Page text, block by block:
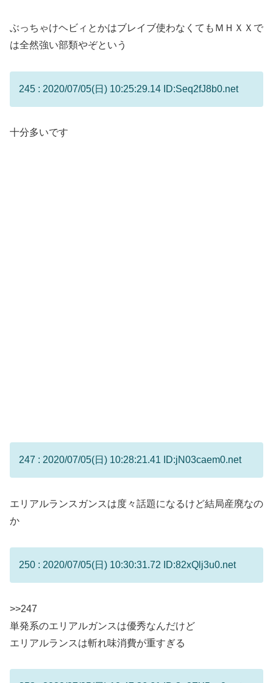
ぶっちゃけヘビィとかはブレイブ使わなくてもＭＨＸＸで
は全然強い部類やぞという
245 : 2020/07/05(日) 10:25:29.14 ID:Seq2fJ8b0.net
十分多いです
247 : 2020/07/05(日) 10:28:21.41 ID:jN03caem0.net
エリアルランスガンスは度々話題になるけど結局産廃なの
か
250 : 2020/07/05(日) 10:30:31.72 ID:82xQlj3u0.net
>>247
単発系のエリアルガンスは優秀なんだけど
エリアルランスは斬れ味消費が重すぎる